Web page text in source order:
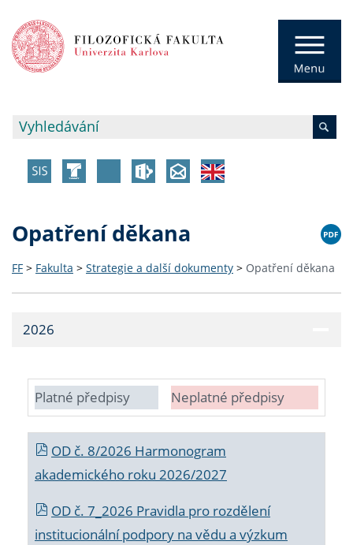
Opatření děkana
FF > Fakulta > Strategie a další dokumenty > Opatření děkana
2026
Platné předpisy Neplatné předpisy
OD č. 8/2026 Harmonogram
akademického roku 2026/2027
OD č. 7_2026 Pravidla pro rozdělení
institucionální podpory na vědu a výzkum